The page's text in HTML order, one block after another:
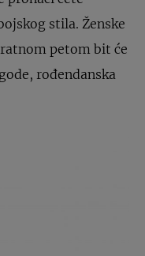
stila. Ženske
petom bit će
rođendanska